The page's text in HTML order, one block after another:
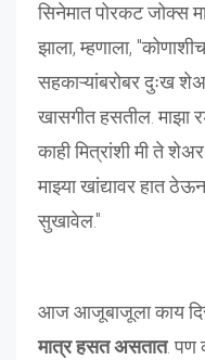
सिनेमात पोरकट जोक्स
झाला, म्हणाला,
सहकाऱ्यांबरोबर दुःख
खासगीत हसतील. माझा
काही मित्रांशी मी ते
माझ्या खांद्यावर हात
सुखावेल."
आज आजूबाजूला काय
मात्र हसत असतात. पण